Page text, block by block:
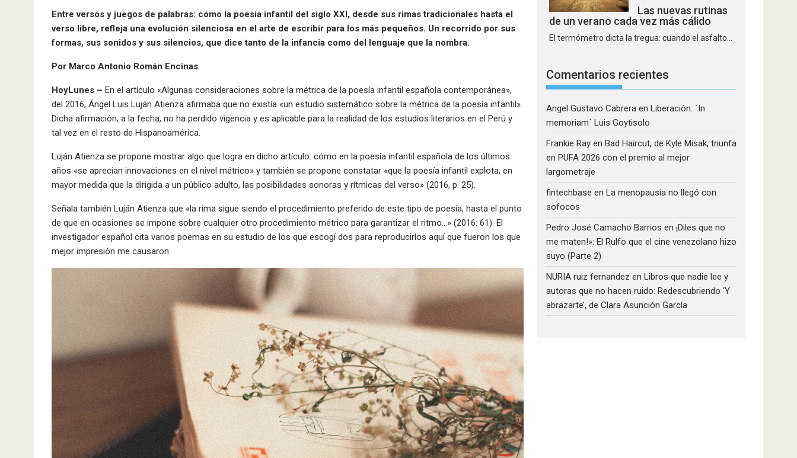
Entre versos y juegos de palabras: cómo la poesía infantil del siglo XXI, desde sus rimas tradicionales hasta el
verso libre, refleja una evolución silenciosa en el arte de escribir para los más pequeños. Un recorrido por sus
formas, sus sonidos y sus silencios, que dice tanto de la infancia como del lenguaje que la nombra.
Por Marco Antonio Román Encinas
HoyLunes – En el artículo «Algunas consideraciones sobre la métrica de la poesía infantil española contemporánea»,
del 2016, Ángel Luis Luján Atienza afirmaba que no existía «un estudio sistemático sobre la métrica de la poesía infantil».
Dicha afirmación, a la fecha, no ha perdido vigencia y es aplicable para la realidad de los estudios literarios en el Perú y
tal vez en el resto de Hispanoamérica.
Luján Atienza se propone mostrar algo que logra en dicho artículo: cómo en la poesía infantil española de los últimos
años «se aprecian innovaciones en el nivel métrico» y también se propone constatar «que la poesía infantil explota, en
mayor medida que la dirigida a un público adulto, las posibilidades sonoras y rítmicas del verso» (2016, p. 25).
Señala también Luján Atienza que «la rima sigue siendo el procedimiento preferido de este tipo de poesía, hasta el punto
de que en ocasiones se impone sobre cualquier otro procedimiento métrico para garantizar el ritmo…» (2016: 61). El
investigador español cita varios poemas en su estudio de los que escogí dos para reproducirlos aquí que fueron los que
mejor impresión me causaron.
Las nuevas rutinas
de un verano cada vez más cálido
El termómetro dicta la tregua: cuando el asfalto...
Comentarios recientes
Angel Gustavo Cabrera en Liberación: ´In
memoriam´ Luis Goytisolo
Frankie Ray en Bad Haircut, de Kyle Misak, triunfa
en PUFA 2026 con el premio al mejor
largometraje
fintechbase en La menopausia no llegó con
sofocos
Pedro José Camacho Barrios en ¡Diles que no
me maten!»: El Rulfo que el cine venezolano hizo
suyo (Parte 2)
NURIA ruiz fernandez en Libros que nadie lee y
autoras que no hacen ruido: Redescubriendo ‘Y
abrazarte’, de Clara Asunción García